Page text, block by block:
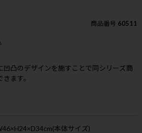
商品番号 60511
凹凸のデザインを施すことで同シリーズ商
ます。
本体サイズ)